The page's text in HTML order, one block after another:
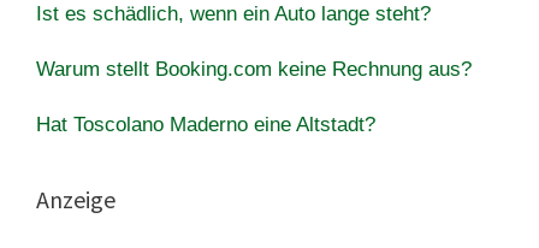
Ist es schädlich, wenn ein Auto lange steht?
Warum stellt Booking.com keine Rechnung aus?
Hat Toscolano Maderno eine Altstadt?
Anzeige